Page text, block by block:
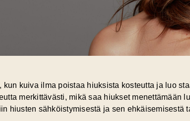
kun kuiva ilma poistaa hiuksista kosteutta ja luo
merkittävästi, mikä saa hiukset menettämään
hiusten sähköistymisestä ja sen ehkäisemisestä